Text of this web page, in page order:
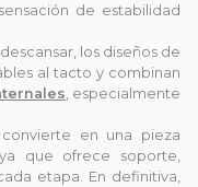
de estabilidad
los diseños de
al tacto y combinan
, especialmente
en una pieza
que ofrece soporte,
etapa. En definitiva,